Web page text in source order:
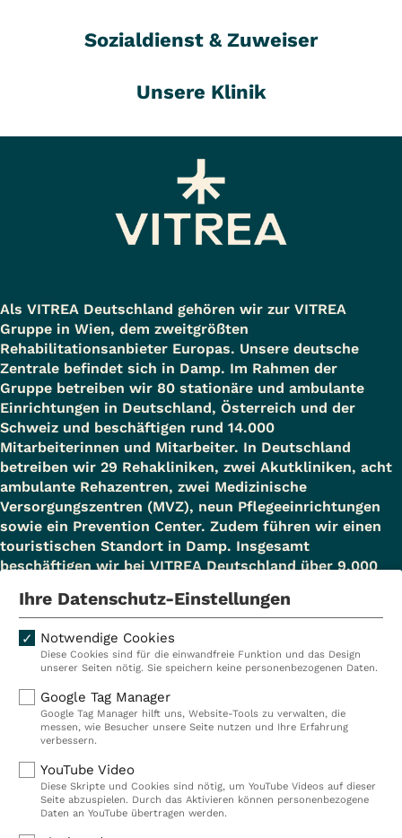
Sozialdienst & Zuweiser
Unsere Klinik
Als VITREA Deutschland gehören wir zur VITREA
Gruppe in Wien, dem zweitgrößten
Rehabilitationsanbieter Europas. Unsere deutsche
Zentrale befindet sich in Damp. Im Rahmen der
Gruppe betreiben wir 80 stationäre und ambulante
Einrichtungen in Deutschland, Österreich und der
Schweiz und beschäftigen rund 14.000
Mitarbeiterinnen und Mitarbeiter. In Deutschland
betreiben wir 29 Rehakliniken, zwei Akutkliniken, acht
ambulante Rehazentren, zwei Medizinische
Versorgungszentren (MVZ), neun Pflegeeinrichtungen
sowie ein Prevention Center. Zudem führen wir einen
touristischen Standort in Damp. Insgesamt
beschäftigen wir bei VITREA Deutschland über 9.000
Kliniken
Ambulant
Reha
Prävention
Karriere
VITREA Deutschland
IMPRESSUM
Ihre Datenschutz-Einstellungen
Notwendige Cookies
Diese Cookies sind für die einwandfreie Funktion und das Design
unserer Seiten nötig. Sie speichern keine personenbezogenen Daten.
Google Tag Manager
Google Tag Manager hilft uns, Website-Tools zu verwalten, die
messen, wie Besucher unsere Seite nutzen und Ihre Erfahrung
verbessern.
YouTube Video
Diese Skripte und Cookies sind nötig, um YouTube Videos auf dieser
Seite abzuspielen. Durch das Aktivieren können personenbezogene
Daten an YouTube übertragen werden.